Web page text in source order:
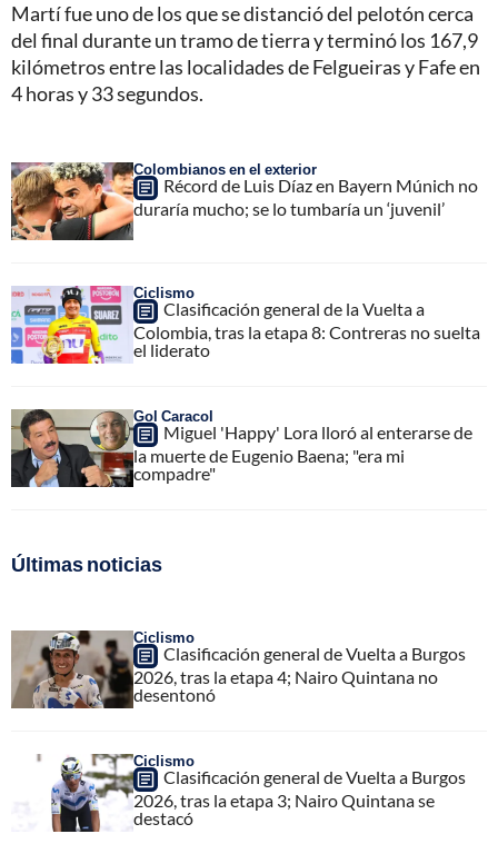
Martí fue uno de los que se distanció del pelotón cerca
del final durante un tramo de tierra y terminó los 167,9
kilómetros entre las localidades de Felgueiras y Fafe en
4 horas y 33 segundos.
Colombianos en el exterior
Récord de Luis Díaz en Bayern Múnich no
duraría mucho; se lo tumbaría un ‘juvenil’
Ciclismo
Clasificación general de la Vuelta a
Colombia, tras la etapa 8: Contreras no suelta
el liderato
Gol Caracol
Miguel 'Happy' Lora lloró al enterarse de
la muerte de Eugenio Baena; "era mi
compadre"
Últimas noticias
Ciclismo
Clasificación general de Vuelta a Burgos
2026, tras la etapa 4; Nairo Quintana no
desentonó
Ciclismo
Clasificación general de Vuelta a Burgos
2026, tras la etapa 3; Nairo Quintana se
destacó